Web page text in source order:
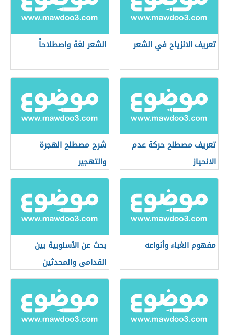
تعريف الانزياح في الشعر الشعر لغة واصطلاحاً
تعريف مصطلح حركة عدم
الانحياز
شرح مصطلح الهجرة
والتهجير
مفهوم الغباء وأنواعه
بحث عن الأسلوبية بين
القدامى والمحدثين